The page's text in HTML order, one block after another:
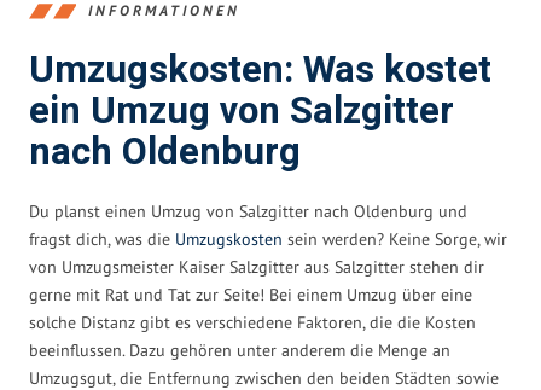
INFORMATIONEN
Umzugskosten: Was kostet
ein Umzug von Salzgitter
nach Oldenburg
Du planst einen Umzug von Salzgitter nach Oldenburg und
fragst dich, was die Umzugskosten sein werden? Keine Sorge, wir
von Umzugsmeister Kaiser Salzgitter aus Salzgitter stehen dir
gerne mit Rat und Tat zur Seite! Bei einem Umzug über eine
solche Distanz gibt es verschiedene Faktoren, die die Kosten
beeinflussen. Dazu gehören unter anderem die Menge an
Umzugsgut, die Entfernung zwischen den beiden Städten sowie